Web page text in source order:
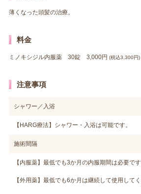
薄くなった頭髪の治療。
料金
ミノキシジル内服薬 30錠 3,000円 (税込3,300円)
注意事項
シャワー／入浴
【HARG療法】シャワー・入浴は可能です。
施術間隔
【内服薬】最低でも3か月の内服期間は必要です
【外用薬】最低でも6か月は継続して使用してく